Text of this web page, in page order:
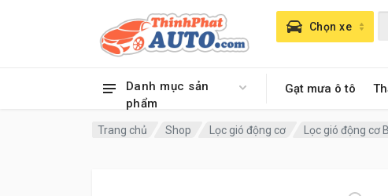
Danh mục sản
phẩm
Gạt mưa ô tô
Chọn xe
Trang chủ Shop Lọc gió động cơ Lọc gió động cơ